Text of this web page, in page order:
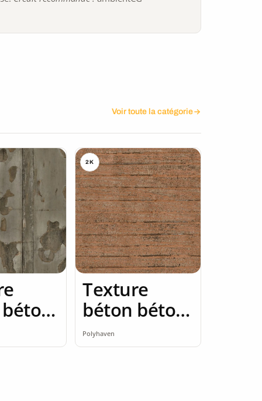
Voir toute la catégorie
2K
Texture
béton béton
brut 2K
Polyhaven